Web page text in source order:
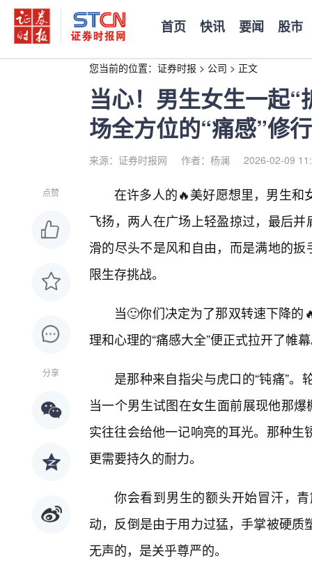
首页 快讯 要闻 股市
您当前的位置： 证券时报 > 公司 > 正文
当心！男生女生一起
场全方位的“痛感”修行
来源：证券时报网 作者：杨澜 2026-02-09
点赞
分享
在许多人的🔥美好愿想里，男生和
飞扬，两人在广场上轻盈掠过，最后
滑的尽头不是风和自由，而是满地的
限生存挑战。
当🙂你们决定为了那双转速下降
理和心理的“痛感大全”便正式拉开了帷
是那种来自指尖与虎口的“钝痛”
当一个男生试图在女生面前展现他那
实往往会给他一记响亮的耳光。那种
更需要持久的耐力。
你会看到男生的额头开始冒汗，
动，反倒是由于用力过猛，手掌被硬
无声的，是关乎尊严的。